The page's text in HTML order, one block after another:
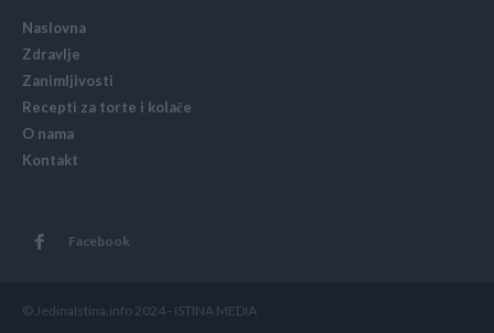
Naslovna
Zdravlje
Zanimljivosti
Recepti za torte i kolače
O nama
Kontakt
Facebook
© JedinaIstina.info 2024 - ISTINA MEDIA